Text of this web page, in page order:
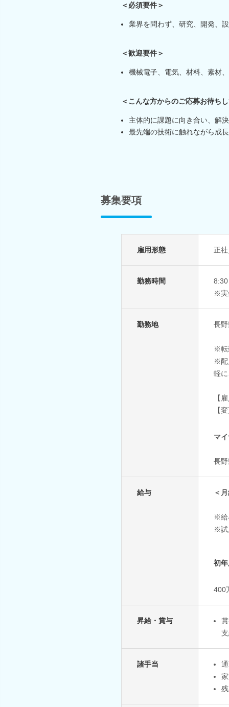
＜必須要件＞
業界を問わず、研究、開発、
＜歓迎要件＞
機械電子、電気、材料、素材
＜こんな方からのご応募お待ち
主体的に課題に向き合い、解
最先端の技術に触れながら成
募集要項
雇用形態 正
勤務時間
※実
勤務地 長
※転
※配
軽
【
【
マ
長
給与 ＜
※給
※試
初
400
昇給・賞与
諸手当